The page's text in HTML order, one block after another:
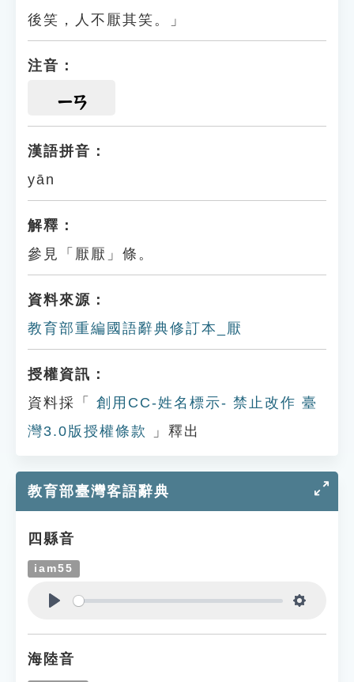
後笑，人不厭其笑。」
注音：
ㄧㄢ
漢語拼音：
yān
解釋：
參見「厭厭」條。
資料來源：
教育部重編國語辭典修訂本_厭
授權資訊：
資料採「
創用CC-姓名標示- 禁止改作 臺
灣3.0版授權條款
」釋出
教育部臺灣客語辭典
四縣音
iam55
海陸音